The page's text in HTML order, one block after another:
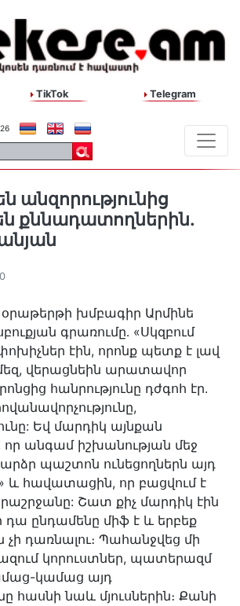
TikTok Telegram
անզորությունից
քննադատողներին․
խմբագիր Արմինե
գրառումը․ «Սկզբում
էին, որոնք պետք է լավ
վերացնեին արատավոր
հանրությունը դժգոհ էր․
Եվ մարդիկ այնքան
որ անգամ իշխանության մեջ
պաշտոն ունեցողներն այդ
և հավատացին, որ բացվում է
Շատ քիչ մարդիկ էին
դա ընդամենը միֆ է և երբեք
չի դառնալու։ Պահանջվեց մի
կորուստներ, պատերազմ
կամաց այդ
հասնի նաև մյուսներին։ Քանի